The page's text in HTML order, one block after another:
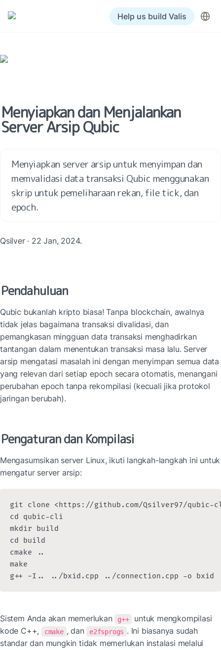
Help us build Valis
Menyiapkan dan Menjalankan
Server Arsip Qubic
Menyiapkan server arsip untuk menyimpan dan
memvalidasi data transaksi Qubic menggunakan
skrip untuk pemeliharaan rekan, file tick, dan
epoch.
Qsilver · 22 Jan, 2024.
Pendahuluan
Qubic bukanlah kripto biasa! Tanpa blockchain, awalnya
tidak jelas bagaimana transaksi divalidasi, dan
pemangkasan mingguan data transaksi menghadirkan
tantangan dalam menentukan transaksi masa lalu. Server
arsip mengatasi masalah ini dengan menyimpan semua data
yang relevan dari setiap epoch secara otomatis, menangani
perubahan epoch tanpa rekompilasi (kecuali jika protokol
jaringan berubah).
Pengaturan dan Kompilasi
Mengasumsikan server Linux, ikuti langkah-langkah ini untuk
mengatur server arsip:
git clone <https://github.com/Qsilver97/qubic-
cd qubic-cli
mkdir build
cd build
cmake ..
make
g++ -I.. ../bxid.cpp ../connection.cpp -o bxid
Sistem Anda akan memerlukan g++
untuk mengkompilasi
kode C++,
cmake , dan e2fsprogs . Ini biasanya sudah